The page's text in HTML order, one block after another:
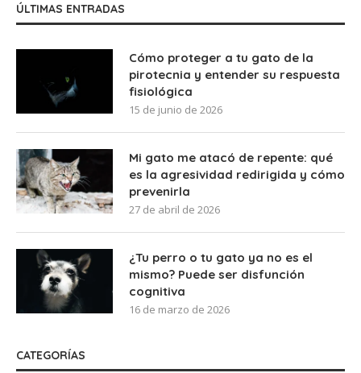
ÚLTIMAS ENTRADAS
Cómo proteger a tu gato de la
pirotecnia y entender su respuesta
fisiológica
15 de junio de 2026
Mi gato me atacó de repente: qué
es la agresividad redirigida y cómo
prevenirla
27 de abril de 2026
¿Tu perro o tu gato ya no es el
mismo? Puede ser disfunción
cognitiva
16 de marzo de 2026
CATEGORÍAS